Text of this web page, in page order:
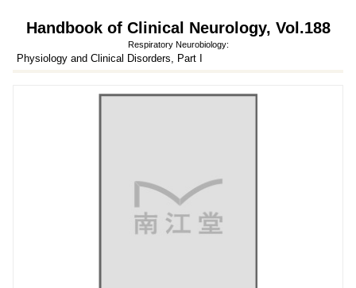
Handbook of Clinical Neurology, Vol.188
Respiratory Neurobiology:
Physiology and Clinical Disorders, Part I